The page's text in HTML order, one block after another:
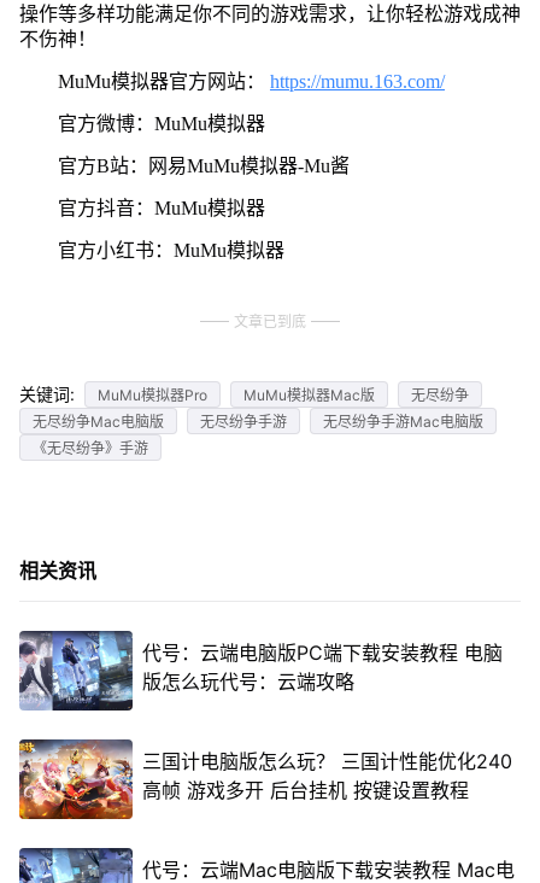
操作等多样功能满足你不同的游戏需求，让你轻松游戏成神
不伤神！
MuMu模拟器官方网站： https://mumu.163.com/
官方微博：MuMu模拟器
官方B站：网易MuMu模拟器-Mu酱
官方抖音：MuMu模拟器
官方小红书：MuMu模拟器
文章已到底
关键词: MuMu模拟器Pro MuMu模拟器Mac版
无尽纷争
无尽纷争Mac电脑版
无尽纷争手游
无尽纷争手游Mac电脑版
《无尽纷争》手游
相关资讯
代号：云端电脑版PC端下载安装教程 电脑
版怎么玩代号：云端攻略
三国计电脑版怎么玩？ 三国计性能优化240
高帧 游戏多开 后台挂机 按键设置教程
代号：云端Mac电脑版下载安装教程 Mac电